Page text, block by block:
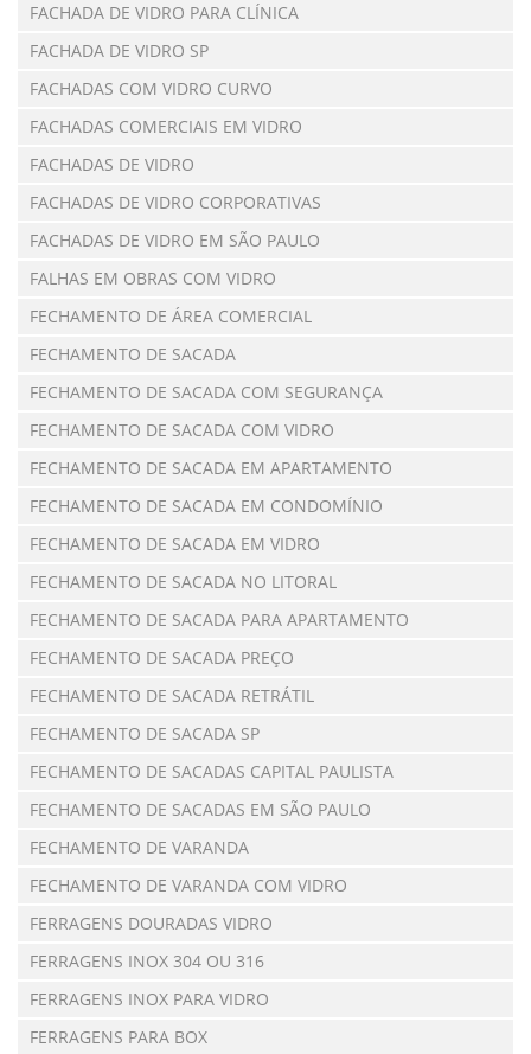
FACHADA DE VIDRO PARA CLÍNICA
FACHADA DE VIDRO SP
FACHADAS COM VIDRO CURVO
FACHADAS COMERCIAIS EM VIDRO
FACHADAS DE VIDRO
FACHADAS DE VIDRO CORPORATIVAS
FACHADAS DE VIDRO EM SÃO PAULO
FALHAS EM OBRAS COM VIDRO
FECHAMENTO DE ÁREA COMERCIAL
FECHAMENTO DE SACADA
FECHAMENTO DE SACADA COM SEGURANÇA
FECHAMENTO DE SACADA COM VIDRO
FECHAMENTO DE SACADA EM APARTAMENTO
FECHAMENTO DE SACADA EM CONDOMÍNIO
FECHAMENTO DE SACADA EM VIDRO
FECHAMENTO DE SACADA NO LITORAL
FECHAMENTO DE SACADA PARA APARTAMENTO
FECHAMENTO DE SACADA PREÇO
FECHAMENTO DE SACADA RETRÁTIL
FECHAMENTO DE SACADA SP
FECHAMENTO DE SACADAS CAPITAL PAULISTA
FECHAMENTO DE SACADAS EM SÃO PAULO
FECHAMENTO DE VARANDA
FECHAMENTO DE VARANDA COM VIDRO
FERRAGENS DOURADAS VIDRO
FERRAGENS INOX 304 OU 316
FERRAGENS INOX PARA VIDRO
FERRAGENS PARA BOX